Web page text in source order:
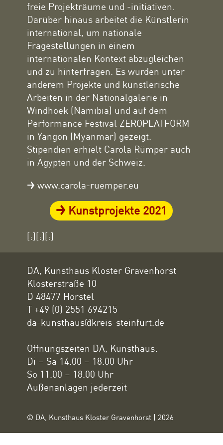
freie Projekträume und -initiativen.
Darüber hinaus arbeitet die Künstlerin
international, um nationale
Fragestellungen in einem
internationalen Kontext abzugleichen
und zu hinterfragen. Es wurden unter
anderem Projekte und künstlerische
Arbeiten in der Nationalgalerie in
Windhoek (Namibia) und auf dem
Performance Festival ZEROPLATFORM
in Yangon (Myanmar) gezeigt.
Stipendien erhielt Carola Rümper auch
in Ägypten und der Schweiz.
www.carola-ruemper.eu
Kunstprojekte 2021
[:][:][:]
DA, Kunsthaus Kloster Gravenhorst
Klosterstraße 10
D 48477 Hörstel
T +49 (0) 2551 694215
da-kunsthaus@kreis-steinfurt.de
Öffnungszeiten DA, Kunsthaus:
Di – Sa 14.00 – 18.00 Uhr
So 11.00 – 18.00 Uhr
Außenanlagen jederzeit
© DA, Kunsthaus Kloster Gravenhorst | 2026